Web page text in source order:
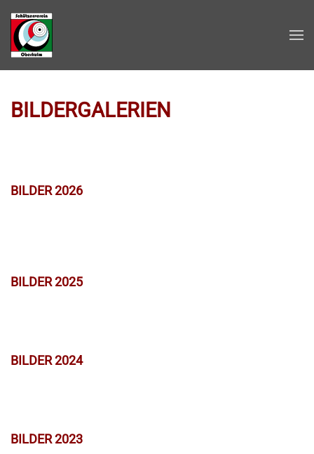
Zum Hauptinhalt springen
BILDERGALERIEN
BILDER 2026
BILDER 2025
BILDER 2024
BILDER 2023